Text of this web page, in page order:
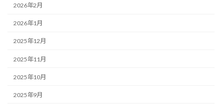
2026年2月
2026年1月
2025年12月
2025年11月
2025年10月
2025年9月